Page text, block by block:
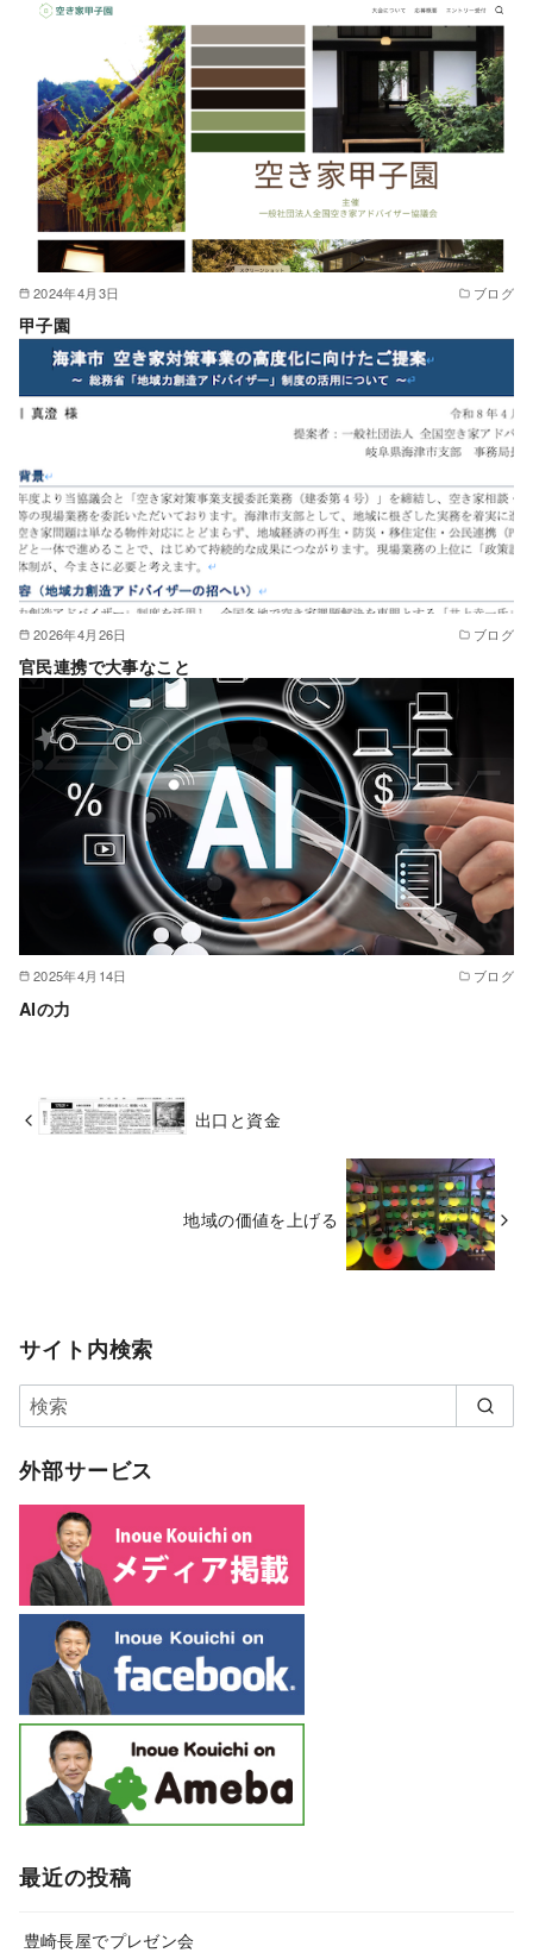
2024年4月3日 ブログ
甲子園
2026年4月26日 ブログ
官民連携で大事なこと
2025年4月14日 ブログ
AIの力
出口と資金
地域の価値を上げる
サイト内検索
外部サービス
最近の投稿
豊崎長屋でプレゼン会